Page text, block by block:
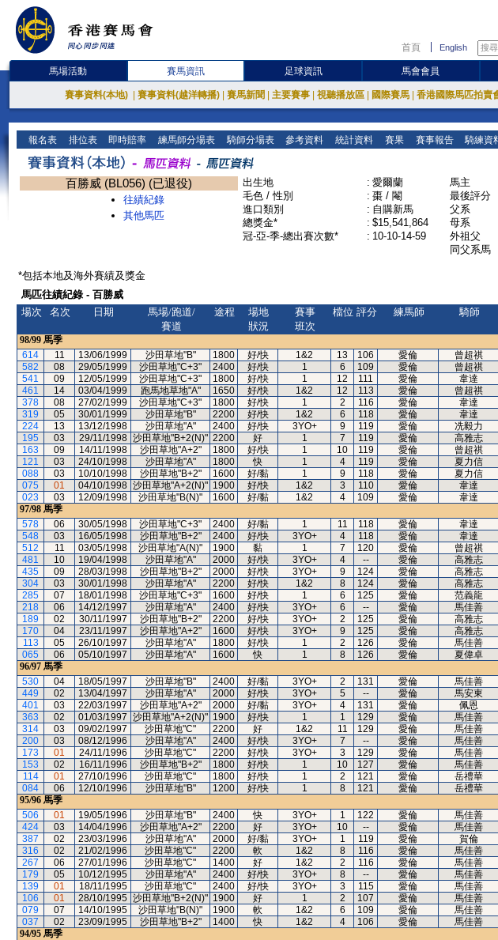
首頁 English
馬場活動 賽馬資訊 足球資訊 馬會會員
賽事資料(本地) 賽事資料(越洋轉播) 賽馬新聞 主要賽事 視聽播放區 國際賽馬 香港國際馬匹拍賣
報名表 排位表 即時賠率 練馬師分場表 騎師分場表 參考資料 統計資料 賽果 賽事報告 騎練資
百勝威 (BL056) (已退役)
往績紀錄
其他馬匹
出生地 : 愛爾蘭
毛色 / 性別
: 棗 / 閹
進口類別
: 自購新馬
總獎金*
: $15,541,864
冠-亞-季-總出賽次數*
: 10-10-14-59
馬主
最後評分
父系
母系
外祖父
同父系馬
*包括本地及海外賽績及獎金
馬匹往績紀錄 - 百勝威
場次
名次 日期
馬場/跑道/
賽道
途程
場地
狀況
賽事
班次
檔位 評分 練馬師 騎師
98/99 馬季
614
11 13/06/1999 沙田草地"B" 1800 好/快 1&2 13 106 愛倫 曾超祺
582
08 29/05/1999 沙田草地"C+3" 2400 好/快 1 6 109 愛倫 曾超祺
541
09 12/05/1999 沙田草地"C+3" 1800 好/快 1 12 111 愛倫 韋達
461
14 03/04/1999 跑馬地草地"A" 1650 好/快 1&2 12 113 愛倫 曾超祺
378
08 27/02/1999 沙田草地"C+3" 1800 好/快 1 2 116 愛倫 韋達
319
05 30/01/1999 沙田草地"B" 2200 好/快 1&2 6 118 愛倫 韋達
224
13 13/12/1998 沙田草地"A" 2400 好/快 3YO+ 9 119 愛倫 冼毅力
195
03 29/11/1998 沙田草地"B+2(N)" 2200 好 1 7 119 愛倫 高雅志
163
09 14/11/1998 沙田草地"A+2" 1800 好/快 1 10 119 愛倫 曾超祺
121
03 24/10/1998 沙田草地"A" 1800 快 1 4 119 愛倫 夏力信
088
03 10/10/1998 沙田草地"B+2" 1600 好/黏 1 9 118 愛倫 夏力信
075
01 04/10/1998 沙田草地"A+2(N)" 1900 好/快 1&2 3 110 愛倫 韋達
023
03 12/09/1998 沙田草地"B(N)" 1600 好/黏 1&2 4 109 愛倫 韋達
97/98 馬季
578
06 30/05/1998 沙田草地"C+3" 2400 好/黏 1 11 118 愛倫 韋達
548
03 16/05/1998 沙田草地"B+2" 2400 好/快 3YO+ 4 118 愛倫 韋達
512
11 03/05/1998 沙田草地"A(N)" 1900 黏 1 7 120 愛倫 曾超祺
481
10 19/04/1998 沙田草地"A" 2000 好/快 3YO+ 4 -- 愛倫 高雅志
435
09 28/03/1998 沙田草地"B+2" 2000 好/快 3YO+ 9 124 愛倫 高雅志
304
03 30/01/1998 沙田草地"A" 2200 好/快 1&2 8 124 愛倫 高雅志
285
07 18/01/1998 沙田草地"C+3" 1600 好/快 1 6 125 愛倫 范義龍
218
06 14/12/1997 沙田草地"A" 2400 好/快 3YO+ 6 -- 愛倫 馬佳善
189
02 30/11/1997 沙田草地"B+2" 2200 好/快 3YO+ 2 125 愛倫 高雅志
170
04 23/11/1997 沙田草地"A+2" 1600 好/快 3YO+ 9 125 愛倫 高雅志
113
05 26/10/1997 沙田草地"A" 1800 好/快 1 2 126 愛倫 馬佳善
065
06 05/10/1997 沙田草地"A" 1600 快 1 8 126 愛倫 夏偉卓
96/97 馬季
530
04 18/05/1997 沙田草地"B" 2400 好/黏 3YO+ 2 131 愛倫 馬佳善
449
02 13/04/1997 沙田草地"A" 2000 好/快 3YO+ 5 -- 愛倫 馬安東
401
03 22/03/1997 沙田草地"A+2" 2000 好/黏 3YO+ 4 131 愛倫 佩恩
363
02 01/03/1997 沙田草地"A+2(N)" 1900 好/快 1 1 129 愛倫 馬佳善
314
03 09/02/1997 沙田草地"C" 2200 好 1&2 11 129 愛倫 馬佳善
200
03 08/12/1996 沙田草地"A" 2400 好/快 3YO+ 7 -- 愛倫 馬佳善
173
01 24/11/1996 沙田草地"C" 2200 好/快 3YO+ 3 129 愛倫 馬佳善
153
02 16/11/1996 沙田草地"B+2" 1800 好/快 1 10 127 愛倫 馬佳善
114
01 27/10/1996 沙田草地"C" 1800 好/快 1 2 121 愛倫 岳禮華
084
06 12/10/1996 沙田草地"B" 1200 好/快 1 8 121 愛倫 岳禮華
95/96 馬季
506
01 19/05/1996 沙田草地"B" 2400 快 3YO+ 1 122 愛倫 馬佳善
424
03 14/04/1996 沙田草地"A+2" 2200 好 3YO+ 10 -- 愛倫 馬佳善
387
02 23/03/1996 沙田草地"A" 2000 好/黏 3YO+ 1 119 愛倫 賀倫
316
02 21/02/1996 沙田草地"C" 2200 軟 1&2 8 116 愛倫 馬佳善
267
06 27/01/1996 沙田草地"C" 1400 好 1&2 2 116 愛倫 馬佳善
179
05 10/12/1995 沙田草地"A" 2400 好/快 3YO+ 8 -- 愛倫 馬佳善
139
01 18/11/1995 沙田草地"C" 2400 好/快 3YO+ 3 115 愛倫 馬佳善
106
01 28/10/1995 沙田草地"B+2(N)" 1900 好 1 2 107 愛倫 馬佳善
079
07 14/10/1995 沙田草地"B(N)" 1900 軟 1&2 6 109 愛倫 馬佳善
037
02 23/09/1995 沙田草地"B+2" 1400 快 1&2 4 106 愛倫 馬佳善
94/95 馬季